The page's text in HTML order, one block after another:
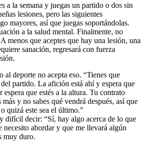
a la semana y juegas un partido o dos sin
lesiones, pero las siguientes
mayores, así que juegas soportándolas.
a la salud mental. Finalmente, no
menos que aceptes que hay una lesión, una
sanación, regresará con fuerza
al deporte no acepta eso. “Tienes que
partido. La afición está ahí y espera que
espera que estés a la altura. Tu contrato
y no sabes qué vendrá después, así que
quizá este sea el último.”
difícil decir: “Sí, hay algo acerca de lo que
necesito abordar y que me llevará algún
muy duro.